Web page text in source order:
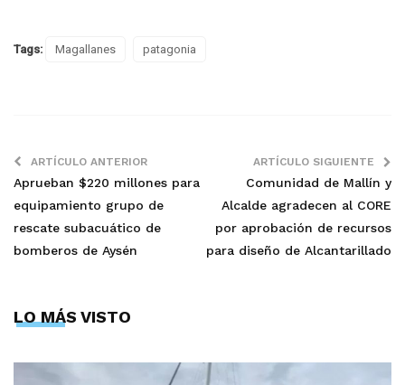
Tags: Magallanes patagonia
ARTÍCULO ANTERIOR
Aprueban $220 millones para
equipamiento grupo de
rescate subacuático de
bomberos de Aysén
ARTÍCULO SIGUIENTE
Comunidad de Mallín y
Alcalde agradecen al CORE
por aprobación de recursos
para diseño de Alcantarillado
LO MÁS VISTO